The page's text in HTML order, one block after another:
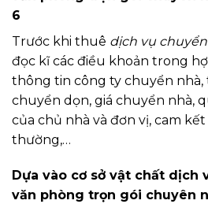
6
Trước khi thuê dịch vụ
đọc kĩ các điều khoản trong
thông tin công ty chuyển nhà,
chuyển dọn, giá chuyển nhà,
của chủ nhà và đơn vị, cam
thường,…
Dựa vào cơ sở vật chất dịch
văn phòng trọn gói chuyên